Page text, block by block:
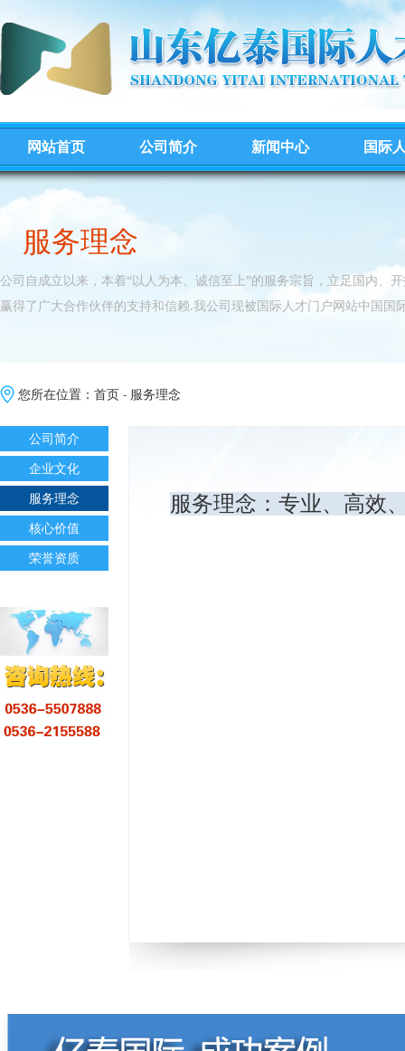
网站首页 公司简介 新闻中心 国际
服务理念
公司自成立以来，本着“以人为本、诚信至上”的服务宗旨，立足国内、
赢得了广大合作伙伴的支持和信赖.我公司现被国际人才门户网站中国国
您所在位置： 首页 - 服务理念
公司简介
企业文化
服务理念
核心价值
荣誉资质
服务理念：专业、高效